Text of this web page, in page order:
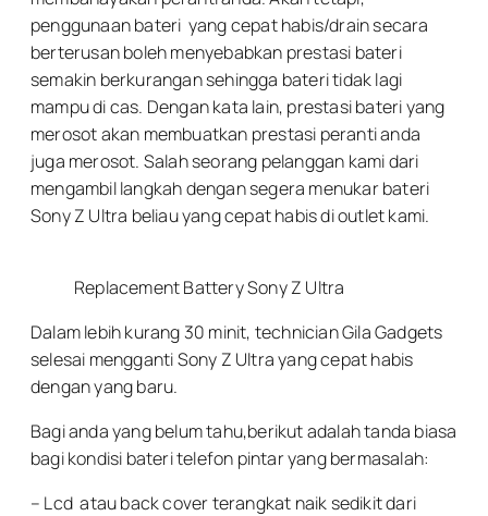
penggunaan bateri yang cepat habis/drain secara
berterusan boleh menyebabkan prestasi bateri
semakin berkurangan sehingga bateri tidak lagi
mampu di cas. Dengan kata lain, prestasi bateri yang
merosot akan membuatkan prestasi peranti anda
juga merosot. Salah seorang pelanggan kami dari
mengambil langkah dengan segera menukar bateri
Sony Z Ultra beliau yang cepat habis di outlet kami.
Replacement Battery Sony Z Ultra
Dalam lebih kurang 30 minit, technician Gila Gadgets
selesai mengganti Sony Z Ultra yang cepat habis
dengan yang baru.
Bagi anda yang belum tahu,berikut adalah tanda biasa
bagi kondisi bateri telefon pintar yang bermasalah:
– Lcd atau back cover terangkat naik sedikit dari